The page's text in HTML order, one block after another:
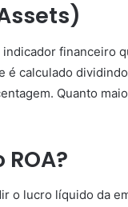
indicador financeiro
é calculado
Quanto
o lucro líquido da